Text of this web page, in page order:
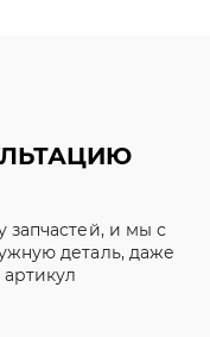
запчастей, и мы с
деталь, даже